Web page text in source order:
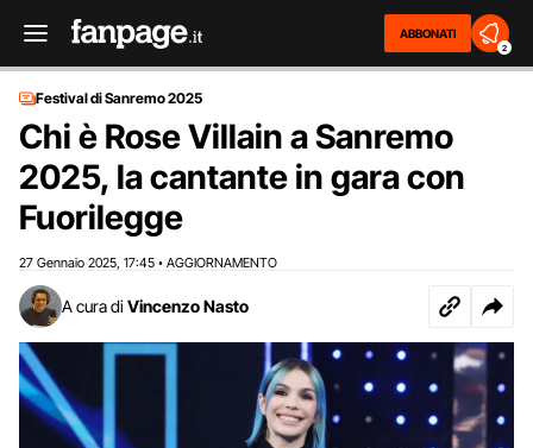
ABBONATI
2
Festival di Sanremo 2025
Chi è Rose Villain a Sanremo
2025, la cantante in gara con
Fuorilegge
27 Gennaio 2025 17:45 • AGGIORNAMENTO
A cura di Vincenzo Nasto